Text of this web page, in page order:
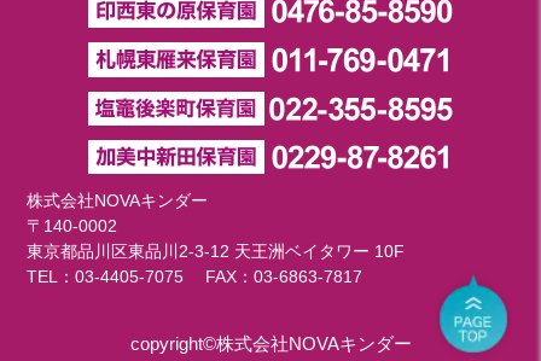
株式会社NOVAキンダー
〒140-0002
東京都品川区東品川2-3-12 天王洲ベイタワー 10F
TEL：03-4405-7075 FAX：03-6863-7817
copyright©株式会社NOVAキンダー